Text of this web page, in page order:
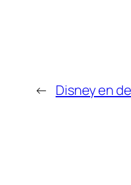
← Disney en